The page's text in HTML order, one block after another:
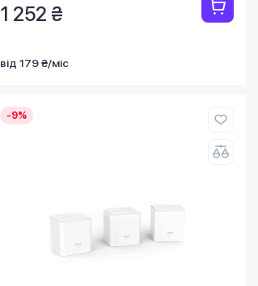
1 252 ₴
від 179 ₴/міс
-9%